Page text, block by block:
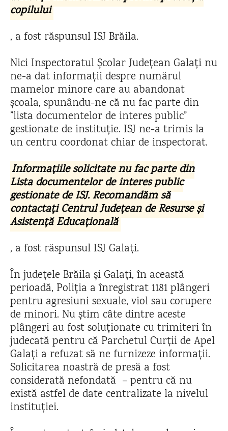
copilului
, a fost răspunsul ISJ Brăila.
Nici Inspectoratul Școlar Județean Galați nu
ne-a dat informații despre numărul
mamelor minore care au abandonat
școala, spunându-ne că nu fac parte din
”lista documentelor de interes public”
gestionate de instituție. ISJ ne-a trimis la
un centru coordonat chiar de inspectorat.
Informațiile solicitate nu fac parte din
Lista documentelor de interes public
gestionate de ISJ. Recomandăm să
contactați Centrul Județean de Resurse și
Asistență Educațională
, a fost răspunsul ISJ Galați.
În județele Brăila și Galați, în această
perioadă, Poliția a înregistrat 1181 plângeri
pentru agresiuni sexuale, viol sau corupere
de minori. Nu știm câte dintre aceste
plângeri au fost soluționate cu trimiteri în
judecată pentru că Parchetul Curții de Apel
Galați a refuzat să ne furnizeze informații.
Solicitarea noastră de presă a fost
considerată nefondată – pentru că nu
există astfel de date centralizate la nivelul
instituției.